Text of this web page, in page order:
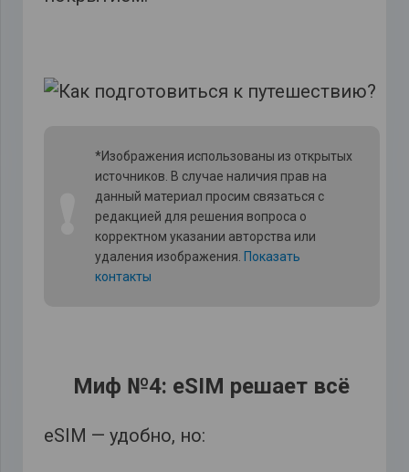
*Изображения использованы из открытых
источников. В случае наличия прав на
данный материал просим связаться с
редакцией для решения вопроса о
корректном указании авторства или
удаления изображения. Показать
контакты
Миф №4: eSIM решает всё
eSIM — удобно, но: